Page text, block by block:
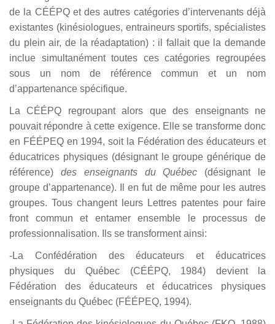
de la CÉÉPQ et des autres catégories d’intervenants déjà
existantes (kinésiologues, entraineurs sportifs, spécialistes
du plein air, de la réadaptation) : il fallait que la demande
inclue simultanément toutes ces catégories regroupées
sous un nom de référence commun et un nom
d’appartenance spécifique.
La CÉÉPQ regroupant alors que des enseignants ne
pouvait répondre à cette exigence. Elle se transforme donc
en FÉÉPEQ en 1994, soit la Fédération des éducateurs et
éducatrices physiques (désignant le groupe générique de
référence) des enseignants du Québec (désignant le
groupe d’appartenance). Il en fut de même pour les autres
groupes. Tous changent leurs Lettres patentes pour faire
front commun et entamer ensemble le processus de
professionnalisation. Ils se transforment ainsi:
-La Confédération des éducateurs et éducatrices
physiques du Québec (CÉÉPQ, 1984) devient la
Fédération des éducateurs et éducatrices physiques
enseignants du Québec (FÉÉPEQ, 1994).